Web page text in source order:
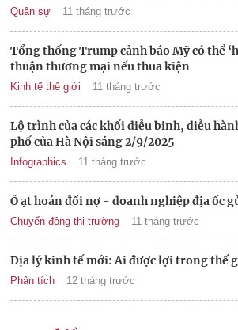
Quân sự 11 tháng trước
Tổng thống Trump cảnh báo Mỹ có thể
thuận thương mại nếu thua kiện
Kinh tế thế giới 11 tháng trước
Lộ trình của các khối diễu binh, diễu
phố của Hà Nội sáng 2/9/2025
Infographics 11 tháng trước
Ồ ạt hoán đổi nợ - doanh nghiệp địa ốc
Chuyển động thị trường 11 tháng trước
Địa lý kinh tế mới: Ai được lợi trong thế
Phân tích 12 tháng trước